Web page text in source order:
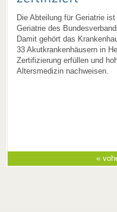
Die Abteilung für Geriatrie
Geriatrie des
Damit gehört das
33 Akutkrankenhäusern in
Zertifizierung erfüllen und
Altersmedizin nachweisen.
«